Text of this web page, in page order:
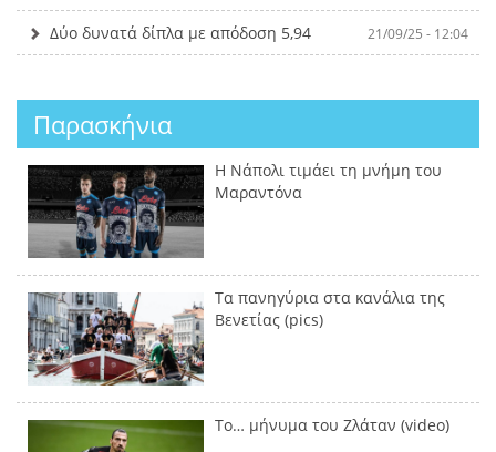
Δύο δυνατά δίπλα με απόδοση 5,94 21/09/25 - 12:04
Παρασκήνια
Η Νάπολι τιμάει τη μνήμη του
Μαραντόνα
Τα πανηγύρια στα κανάλια της
Βενετίας (pics)
Το… μήνυμα του Ζλάταν (video)